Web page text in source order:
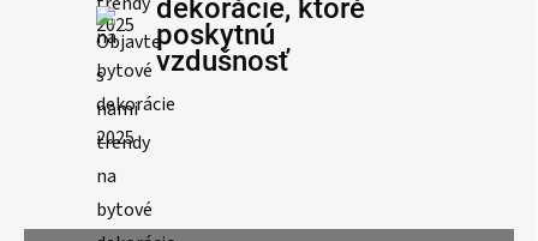
dekorácie, ktoré
poskytnú
vzdušnosť